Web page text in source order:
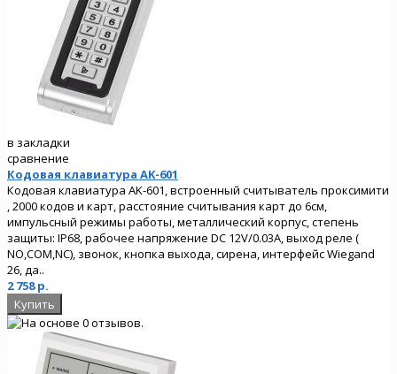
в закладки
сравнение
Кодовая клавиатура AK-601
Кодовая клавиатура AK-601, встроенный считыватель проксимити
, 2000 кодов и карт, расстояние считывания карт до 6см,
импульсный режимы работы, металлический корпус, степень
защиты: IP68, рабочее напряжение DC 12V/0.03A, выход реле (
NO,COM,NC), звонок, кнопка выхода, сирена, интерфейс Wiegand
26, да..
2 758 р.